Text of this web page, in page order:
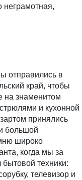
неграмотная,
отправились в
край, чтобы
на знаменитом
и кухонной
принялись
большой
широко
когда мы за
техники:
телевизор и